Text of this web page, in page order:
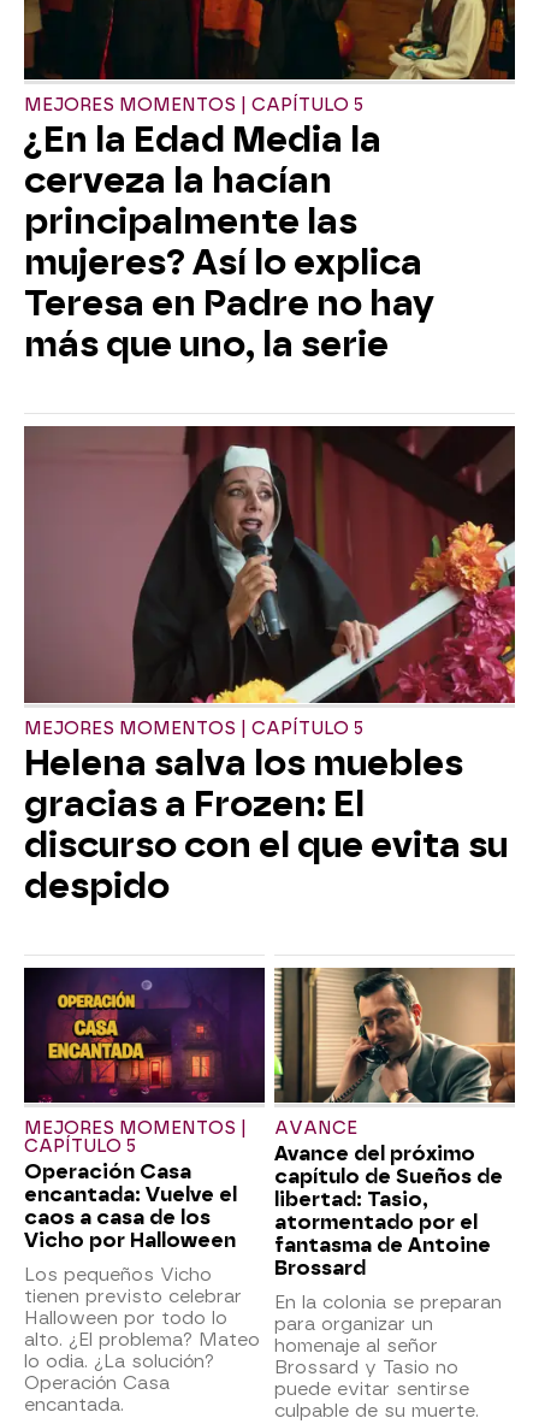
MEJORES MOMENTOS | CAPÍTULO 5
¿En la Edad Media la
cerveza la hacían
principalmente las
mujeres? Así lo explica
Teresa en Padre no hay
más que uno, la serie
MEJORES MOMENTOS | CAPÍTULO 5
Helena salva los muebles
gracias a Frozen: El
discurso con el que evita su
despido
MEJORES MOMENTOS |
CAPÍTULO 5
Operación Casa
encantada: Vuelve el
caos a casa de los
Vicho por Halloween
Los pequeños Vicho
tienen previsto celebrar
Halloween por todo lo
alto. ¿El problema? Mateo
lo odia. ¿La solución?
Operación Casa
encantada.
AVANCE
Avance del próximo
capítulo de Sueños de
libertad: Tasio,
atormentado por el
fantasma de Antoine
Brossard
En la colonia se preparan
para organizar un
homenaje al señor
Brossard y Tasio no
puede evitar sentirse
culpable de su muerte.